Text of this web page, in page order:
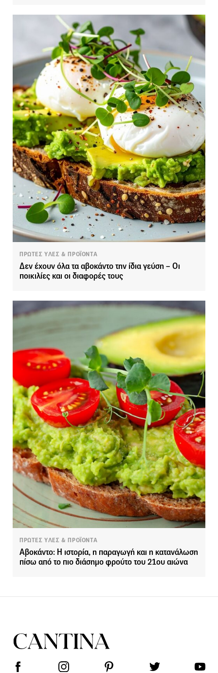
ΠΡΩΤΕΣ ΥΛΕΣ & ΠΡΟΪΟΝΤΑ
Δεν έχουν όλα τα αβοκάντο την ίδια γεύση – Οι
ποικιλίες και οι διαφορές τους
ΠΡΩΤΕΣ ΥΛΕΣ & ΠΡΟΪΟΝΤΑ
Αβοκάντο: Η ιστορία, η παραγωγή και η κατανάλωση
πίσω από το πιο διάσημο φρούτο του 21ου αιώνα